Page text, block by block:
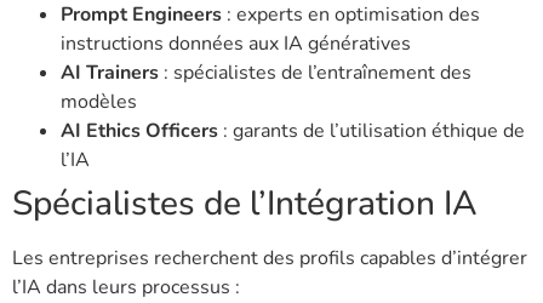
Prompt Engineers : experts en optimisation des
instructions données aux IA génératives
AI Trainers : spécialistes de l’entraînement des
modèles
AI Ethics Officers : garants de l’utilisation éthique de
l’IA
Spécialistes de l’Intégration IA
Les entreprises recherchent des profils capables d’intégrer
l’IA dans leurs processus :